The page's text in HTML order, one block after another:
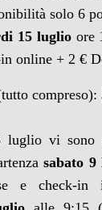
solo 6
15 luglioore
online + 2 €
compreso):
luglio vi sono
sabato 9
e check-in